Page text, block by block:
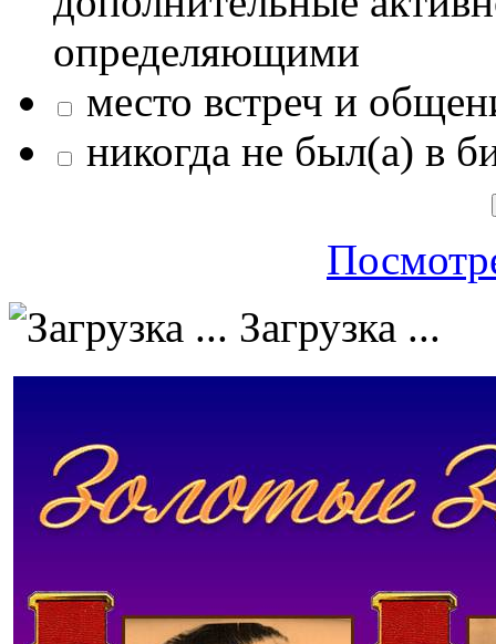
определяющими
место встреч и
никогда не был(а) в
Загрузка ...